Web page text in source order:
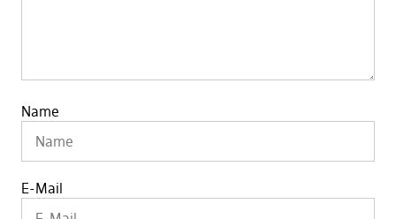
Name
E-Mail